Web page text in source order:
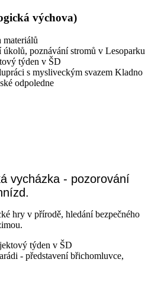
výchova)
materiálů
úkolů, poznávání stromů v Lesoparku
týden v ŠD
s mysliveckým svazem Kladno
odpoledne
vycházka - pozorování
hry v přírodě, hledání bezpečného
týden v ŠD
- představení břichomluvce,